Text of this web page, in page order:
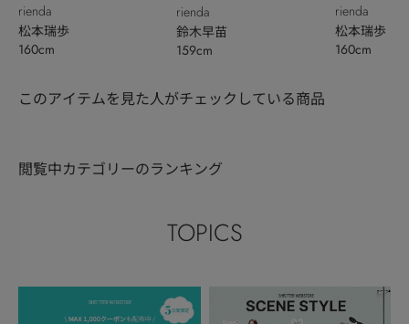
rienda
松本瑞歩
160cm
rienda
鈴木早苗
159cm
rienda
松本瑞歩
160cm
このアイテムを見た人がチェックしている商品
閲覧中カテゴリーのランキング
TOPICS